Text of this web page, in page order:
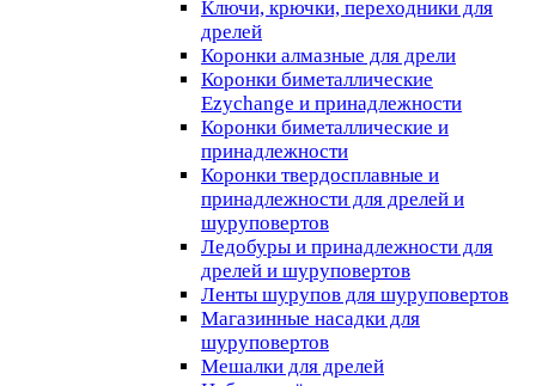
Ключи, крючки, переходники для
дрелей
Коронки алмазные для дрели
Коронки биметаллические
Ezychange и принадлежности
Коронки биметаллические и
принадлежности
Коронки твердосплавные и
принадлежности для дрелей и
шуруповертов
Ледобуры и принадлежности для
дрелей и шуруповертов
Ленты шурупов для шуруповертов
Магазинные насадки для
шуруповертов
Мешалки для дрелей